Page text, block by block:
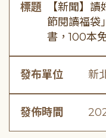
標題
【新聞】
節閱讀福袋
書，100本
發布單位 新
發佈時間